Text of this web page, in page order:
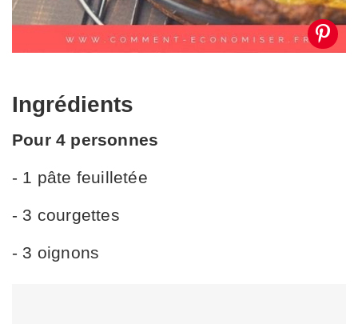
Ingrédients
Pour 4 personnes
- 1 pâte feuilletée
- 3 courgettes
- 3 oignons